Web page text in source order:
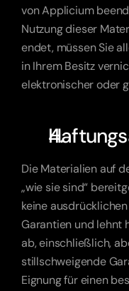
von Applicium
Nutzung dieser
endet, müssen Sie
in Ihrem Besitz
elektronischer oder
Die Materialien auf
„wie sie sind“
keine
Garantien und lehnt
ab, einschließlich,
stillschweigende
Eignung für einen